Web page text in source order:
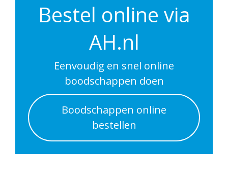
Godebaldkwartier 149
Routebeschrijving
Albert Heijn Utrecht
Nachtegaalstraat 55
Utrecht 3581AD
0.7 km
Routebeschrijving
Bestel online via
AH.nl
Eenvoudig en snel online
boodschappen doen
Boodschappen online
bestellen